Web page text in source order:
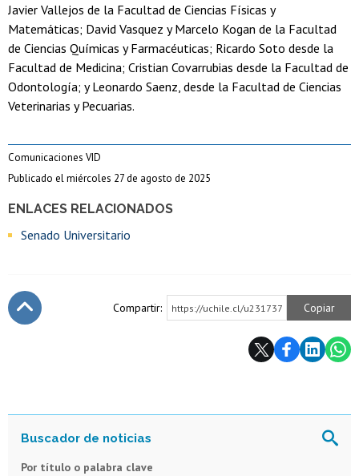
ENLACES RELACIONADOS
Senado Universitario
Javier Vallejos de la Facultad de Ciencias Físicas y
Matemáticas; David Vasquez y Marcelo Kogan de la Facultad
de Ciencias Químicas y Farmacéuticas; Ricardo Soto desde la
Facultad de Medicina; Cristian Covarrubias desde la Facultad de
Odontología; y Leonardo Saenz, desde la Facultad de Ciencias
Veterinarias y Pecuarias.
Comunicaciones VID
Publicado el miércoles 27 de agosto de 2025
Compartir: https://uchile.cl/u231737 Copiar
Por título o palabra clave